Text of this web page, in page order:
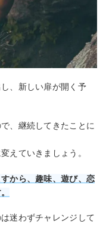
、新しい扉が開く予
、継続してきたことに
えていきましょう。
から、趣味、遊び、恋
迷わずチャレンジして